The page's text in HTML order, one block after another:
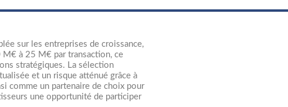
sur les entreprises de croissance,
à 25 M€ par transaction, ce
stratégiques. La sélection
et un risque atténué grâce à
comme un partenaire de choix pour
une opportunité de participer